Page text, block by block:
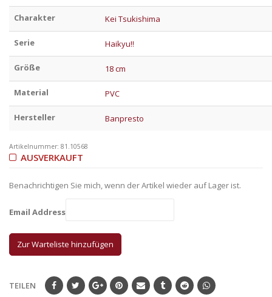
Charakter Kei Tsukishima
Serie Haikyu!!
Größe 18 cm
Material PVC
Hersteller Banpresto
Artikelnummer: 81.10568
AUSVERKAUFT
Benachrichtigen Sie mich, wenn der Artikel wieder auf Lager ist.
Email Address
TEILEN